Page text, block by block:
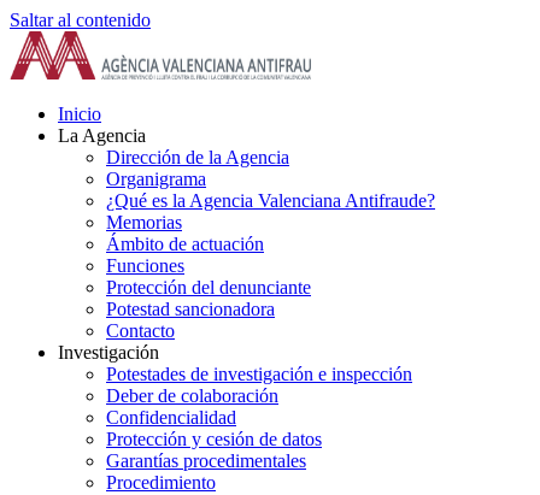
Saltar al contenido
Inicio
La Agencia
Dirección de la Agencia
Organigrama
¿Qué es la Agencia Valenciana Antifraude?
Memorias
Ámbito de actuación
Funciones
Protección del denunciante
Potestad sancionadora
Contacto
Investigación
Potestades de investigación e inspección
Deber de colaboración
Confidencialidad
Protección y cesión de datos
Garantías procedimentales
Procedimiento